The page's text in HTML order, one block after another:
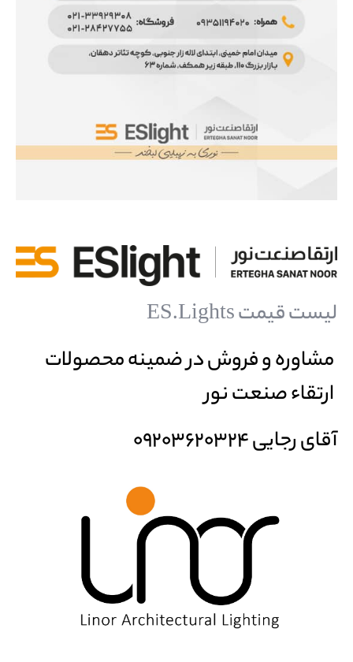
لیست قیمت ES.Lights
مشاوره و فروش در ضمینه محصولات
ارتقاء صنعت نور
آقای رجایی 09203620324